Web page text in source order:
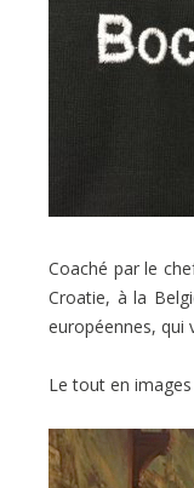
Coaché par le
Croatie, à la
européennes, qui
Le tout en images